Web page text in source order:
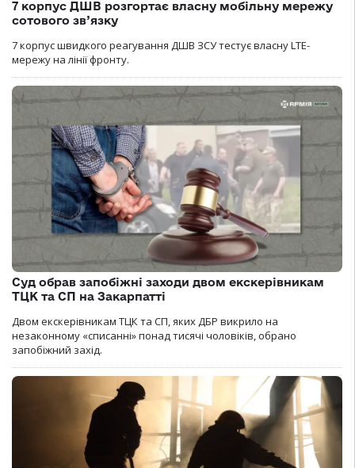
7 корпус ДШВ розгортає власну мобільну мережу
сотового зв’язку
7 корпус швидкого реагування ДШВ ЗСУ тестує власну LTE-
мережу на лінії фронту.
Суд обрав запобіжні заходи двом екскерівникам
ТЦК та СП на Закарпатті
Двом екскерівникам ТЦК та СП, яких ДБР викрило на
незаконному «списанні» понад тисячі чоловіків, обрано
запобіжний захід.